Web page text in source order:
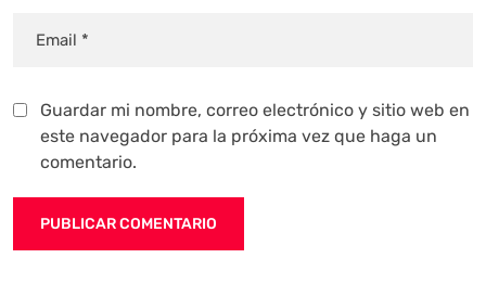
Guardar mi nombre, correo electrónico y sitio web en
este navegador para la próxima vez que haga un
comentario.